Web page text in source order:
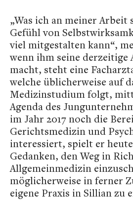
„Was ich an meiner Arbeit
Gefühl von
viel mitgestalten kann“,
wenn ihm seine derzeitige
macht, steht eine
welche üblicherweise auf
Medizinstudium folgt,
Agenda des
im Jahr 2017 noch die
Gerichtsmedizin und
interessiert, spielt er
Gedanken, den Weg in
Allgemeinmedizin
möglicherweise in ferner
eigene Praxis in Sillian zu